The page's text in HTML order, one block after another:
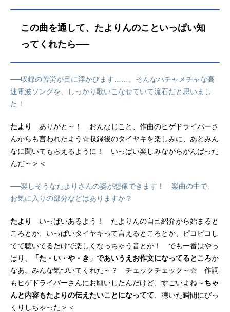
この曲を通して、たよりんのこといっぱい知
ってくれたら──
──収録の苦労が目に浮かびます……。そんなハチャメチャな高
速電波ソングを、しっかり歌いこなせていて流石だと思いまし
た！
たより
ありがと～！ おんなじこと、作曲のヒゲドライバーさ
んからも言われたよう☆収録後のタイヤキを楽しみに、あとみん
なに聞いてもらえるように！ いっぱい楽しみながらがんばった
んだ～＞＜
──楽しそうなたよりさんの姿が想像できます！ 楽曲の中で、
お気に入りの部分などはありますか？
たより
いっぱいあるよう！ たよりんの自己紹介から始まると
ころとか、いっぱいタイヤキって言えるところとか、ピコピコし
てて聴いてるだけで楽しくなっちゃう音とか！ でも一番はやっ
ぱり、
「た・い・や・き」であいうえお作文になってるところか
なあ。みんな気づいてくれた～？ チェックチェック～☆ 作詞
もヒゲドライバーさんにお願いしたんだけど、すごいよね～ ちゃ
んと内容もたよりの伝えたいことになってて 、聴いた瞬間にびっ
くりしちゃった＞＜